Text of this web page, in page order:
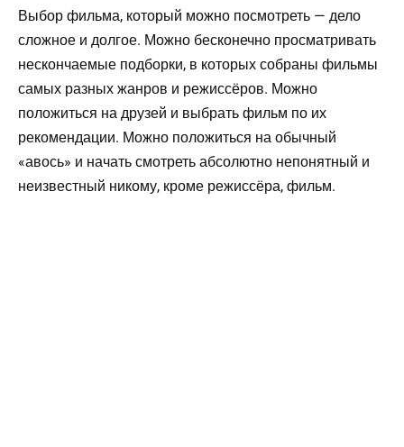
Выбор фильма, который можно посмотреть — дело
сложное и долгое. Можно бесконечно просматривать
нескончаемые подборки, в которых собраны фильмы
самых разных жанров и режиссёров. Можно
положиться на друзей и выбрать фильм по их
рекомендации. Можно положиться на обычный
«авось» и начать смотреть абсолютно непонятный и
неизвестный никому, кроме режиссёра, фильм.